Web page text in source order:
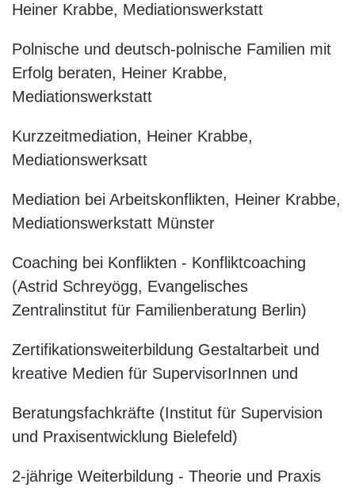
Heiner Krabbe, Mediationswerkstatt
Polnische und deutsch-polnische Familien mit
Erfolg beraten, Heiner Krabbe,
Mediationswerkstatt
Kurzzeitmediation, Heiner Krabbe,
Mediationswerksatt
Mediation bei Arbeitskonflikten, Heiner Krabbe,
Mediationswerkstatt Münster
Coaching bei Konflikten - Konfliktcoaching
(Astrid Schreyögg, Evangelisches
Zentralinstitut für Familienberatung Berlin)
Zertifikationsweiterbildung Gestaltarbeit und
kreative Medien für SupervisorInnen und
Beratungsfachkräfte (Institut für Supervision
und Praxisentwicklung Bielefeld)
2-jährige Weiterbildung - Theorie und Praxis